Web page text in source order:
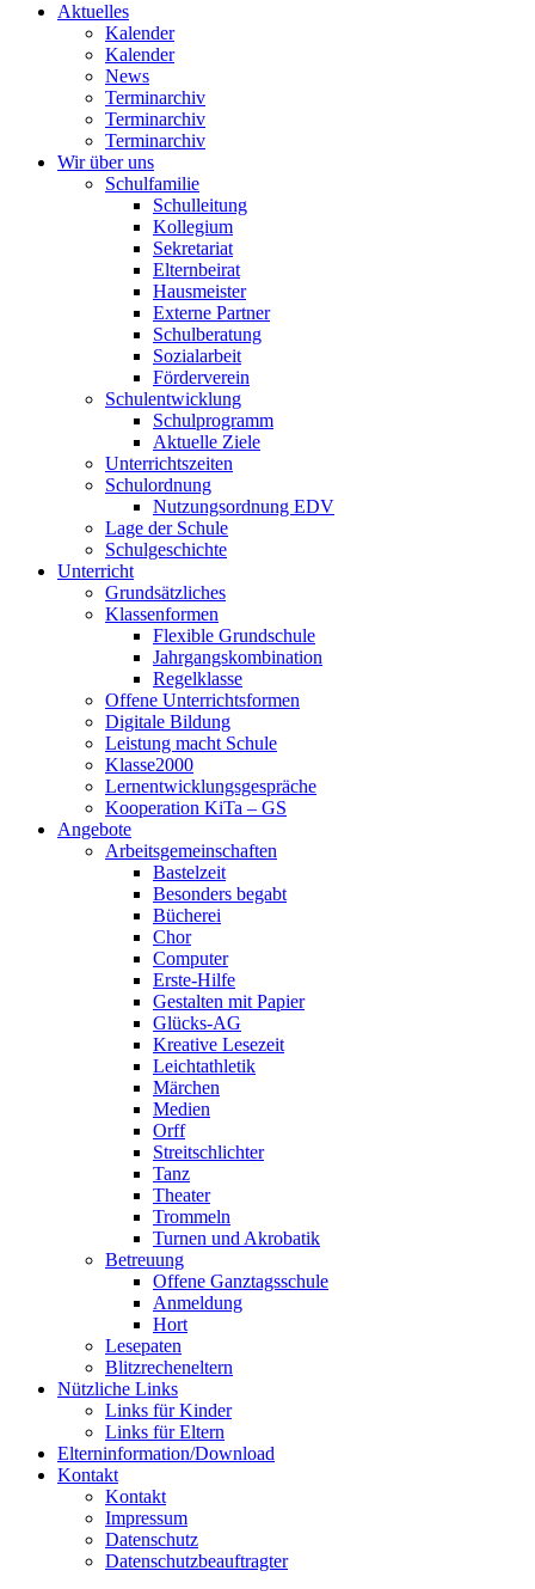
Aktuelles
Kalender
Kalender
News
Terminarchiv
Terminarchiv
Terminarchiv
Wir über uns
Schulfamilie
Schulleitung
Kollegium
Sekretariat
Elternbeirat
Hausmeister
Externe Partner
Schulberatung
Sozialarbeit
Förderverein
Schulentwicklung
Schulprogramm
Aktuelle Ziele
Unterrichtszeiten
Schulordnung
Nutzungsordnung EDV
Lage der Schule
Schulgeschichte
Unterricht
Grundsätzliches
Klassenformen
Flexible Grundschule
Jahrgangskombination
Regelklasse
Offene Unterrichtsformen
Digitale Bildung
Leistung macht Schule
Klasse2000
Lernentwicklungsgespräche
Kooperation KiTa – GS
Angebote
Arbeitsgemeinschaften
Bastelzeit
Besonders begabt
Bücherei
Chor
Computer
Erste-Hilfe
Gestalten mit Papier
Glücks-AG
Kreative Lesezeit
Leichtathletik
Märchen
Medien
Orff
Streitschlichter
Tanz
Theater
Trommeln
Turnen und Akrobatik
Betreuung
Offene Ganztagsschule
Anmeldung
Hort
Lesepaten
Blitzrecheneltern
Nützliche Links
Links für Kinder
Links für Eltern
Elterninformation/Download
Kontakt
Kontakt
Impressum
Datenschutz
Datenschutzbeauftragter